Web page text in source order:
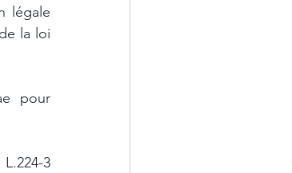
légale
la loi
pour
3